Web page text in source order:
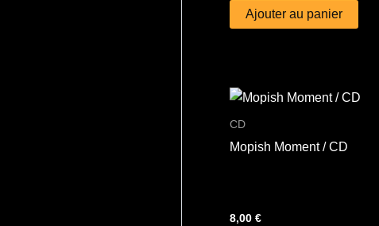
Ajouter au panier
CD
Mopish Moment / CD
8,00 €